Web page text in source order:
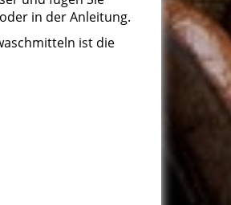
in der Anleitung.
ist die